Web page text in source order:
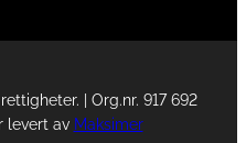
| Org.nr. 917 692
levert av Maksimer